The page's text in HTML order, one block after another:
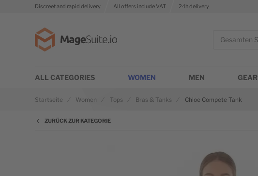
Discreet and rapid delivery All offers include VAT 24h delivery
ALL CATEGORIES WOMEN MEN GEAR
Startseite Women Tops Bras & Tanks Chloe Compete Tank
ZURÜCK ZUR KATEGORIE